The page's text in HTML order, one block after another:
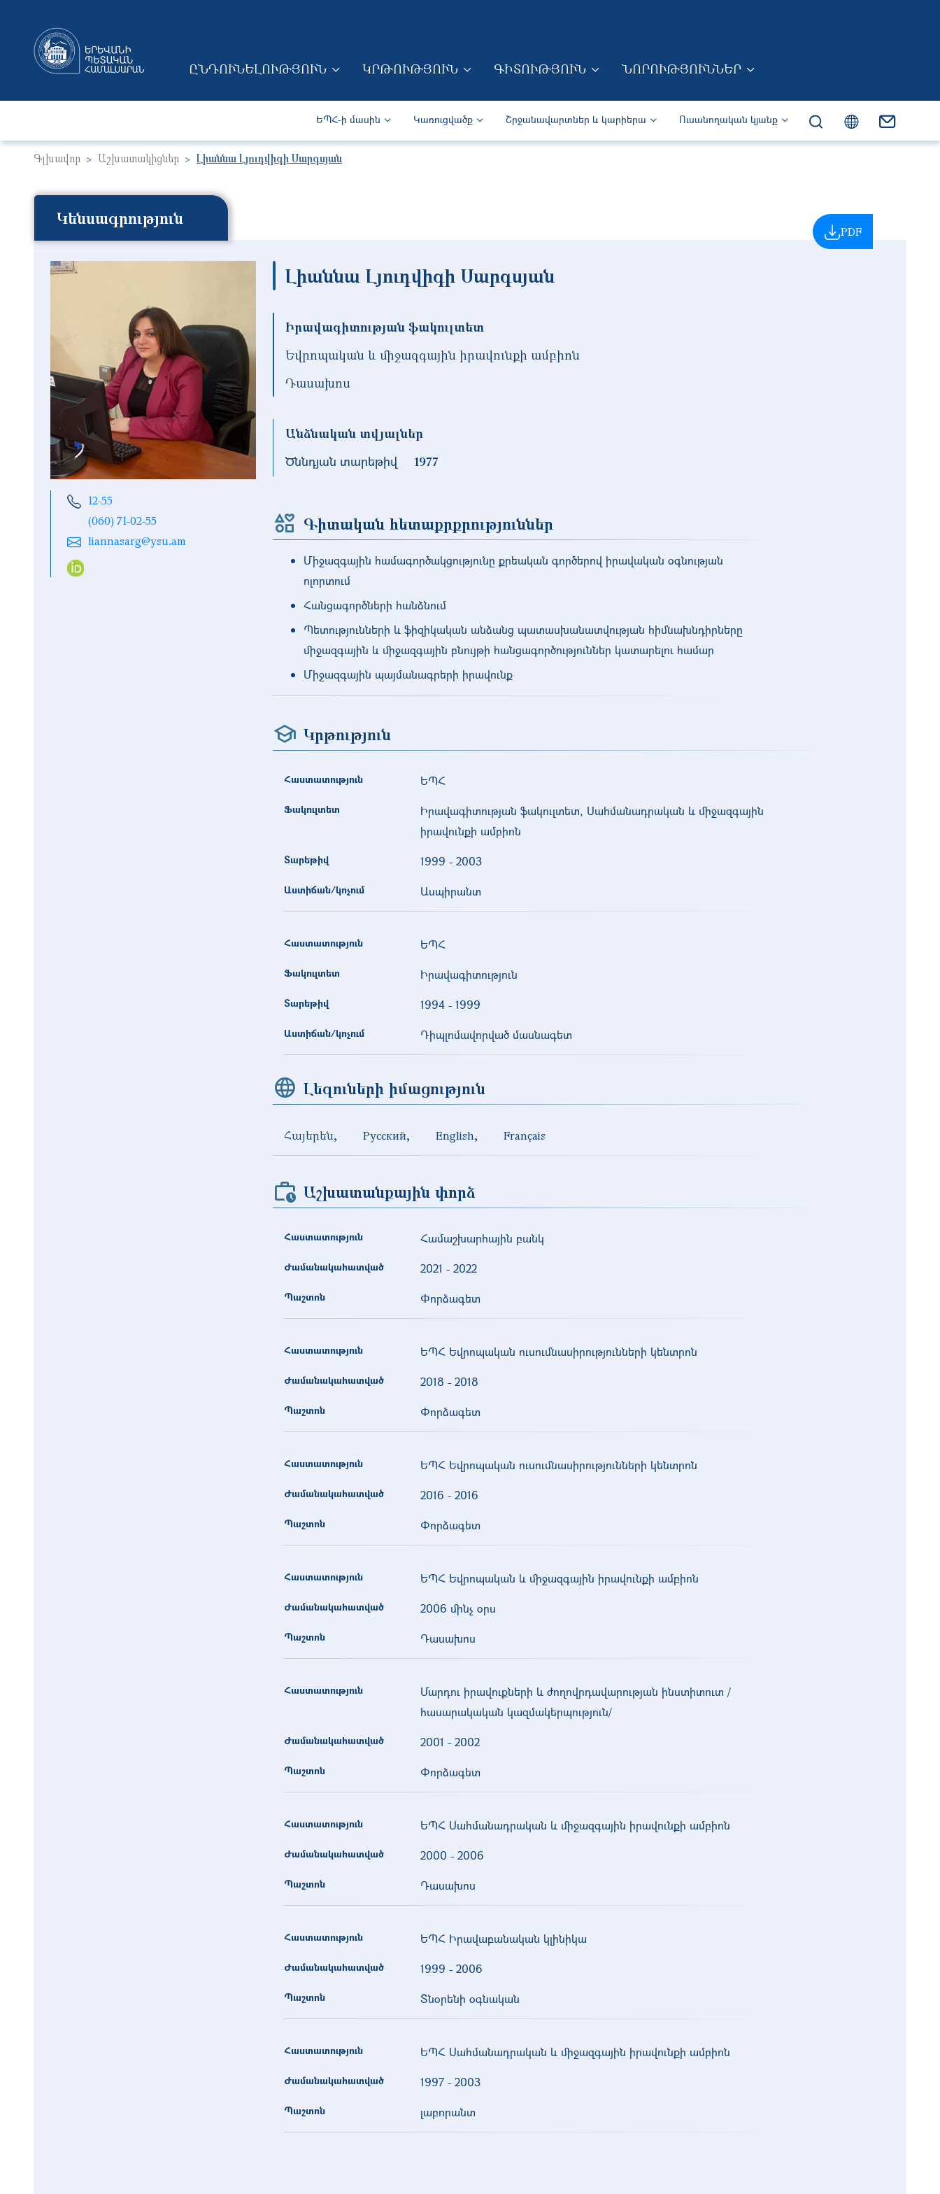
MAIN NAVIGATION (ARM)
ԸՆԴՈՒՆԵԼՈՒԹՅՈՒՆ ԿՐԹՈՒԹՅՈՒՆ ԳԻՏՈՒԹՅՈՒՆ ՆՈՐՈՒԹՅՈՒՆՆԵՐ
Secondary navigation (Arm)
ԵՊՀ-ի մասին Կառուցվածք Շրջանավարտներ և կարիերա Ուսանողական կյանք
Գլխավոր Աշխատակիցներ Լիաննա Լյուդվիգի Սարգսյան
PDF
Կենսագրություն
12-55
(060) 71-02-55
liannasarg@ysu.am
Լիաննա Լյուդվիգի Սարգսյան
Իրավագիտության ֆակուլտետ
Եվրոպական և միջազգային իրավունքի ամբիոն
Դասախոս
Անձնական տվյալներ
Ծննդյան տարեթիվ
1977
Գիտական հետաքրքրություններ
Միջազգային համագործակցությունը քրեական գործերով իրավական օգնության
ոլորտում
Հանցագործների հանձնում
Պետությունների և ֆիզիկական անձանց պատասխանատվության հիմնախնդիրները
միջազգային և միջազգային բնույթի հանցագործություններ կատարելու համար
Միջազգային պայմանագրերի իրավունք
Կրթություն
Հաստատություն ԵՊՀ
Ֆակուլտետ
Իրավագիտության ֆակուլտետ, Սահմանադրական և միջազգային
իրավունքի ամբիոն
Տարեթիվ 1999 - 2003
Աստիճան/կոչում Ասպիրանտ
Հաստատություն ԵՊՀ
Ֆակուլտետ Իրավագիտություն
Տարեթիվ 1994- 1999
Աստիճան/կոչում Դիպլոմավորված մասնագետ
Լեզուների իմացություն
Հայերեն Русский English Français
Աշխատանքային փորձ
Հաստատություն Համաշխարհային բանկ
Ժամանակահատված 2021 - 2022
Պաշտոն Փորձագետ
Հաստատություն ԵՊՀ Եվրոպական ուսումնասիրությունների կենտրոն
Ժամանակահատված 2018 - 2018
Պաշտոն Փորձագետ
Հաստատություն ԵՊՀ Եվրոպական ուսումնասիրությունների կենտրոն
Ժամանակահատված 2016 - 2016
Պաշտոն Փորձագետ
Հաստատություն ԵՊՀ Եվրոպական և միջազգային իրավունքի ամբիոն
Ժամանակահատված 2006 մինչ օրս
Պաշտոն Դասախոս
Հաստատություն
Մարդու իրավուքների և ժողովրդավարության ինստիտուտ /
հասարակական կազմակերպություն/
Ժամանակահատված 2001 - 2002
Պաշտոն Փորձագետ
Հաստատություն ԵՊՀ Սահմանադրական և միջազգային իրավունքի ամբիոն
Ժամանակահատված 2000 - 2006
Պաշտոն Դասախոս
Հաստատություն ԵՊՀ Իրավաբանական կլինիկա
Ժամանակահատված 1999 - 2006
Պաշտոն Տնօրենի օգնական
Հաստատություն ԵՊՀ Սահմանադրական և միջազգային իրավունքի ամբիոն
Ժամանակահատված 1997- 2003
Պաշտոն լաբորանտ